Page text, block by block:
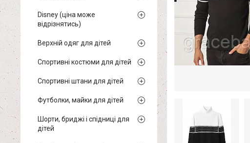
Disney (ціна може
відрізнятись)
Верхній одяг для дітей
Спортивні костюми для дітей
Спортивні штани для дітей
Футболки, майки для дітей
Шорти, бриджі і спідниці для
дітей